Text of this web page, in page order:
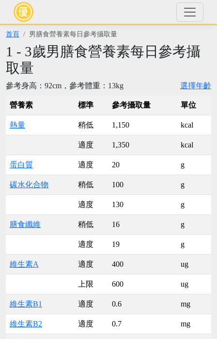
首頁 男膳食營養素每日參考攝取量
1 - 3歲男膳食營養素每日參考攝
取量
參考身高：92cm，參考體重：13kg 選擇年齡
營養素 標準 參考攝取量 單位
熱量 稍低 1,150 kcal
適度 1,350 kcal
蛋白質 適度 20 g
碳水化合物 稍低 100 g
適度 130 g
膳食纖維 稍低 16 g
適度 19 g
維生素A 適度 400 ug
上限 600 ug
維生素B1 適度 0.6 mg
維生素B2 適度 0.7 mg